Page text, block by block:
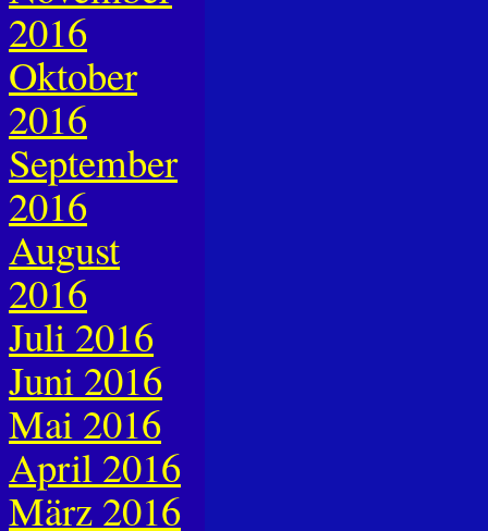
2016
Oktober
2016
September
2016
August
2016
Juli 2016
Juni 2016
Mai 2016
April 2016
März 2016